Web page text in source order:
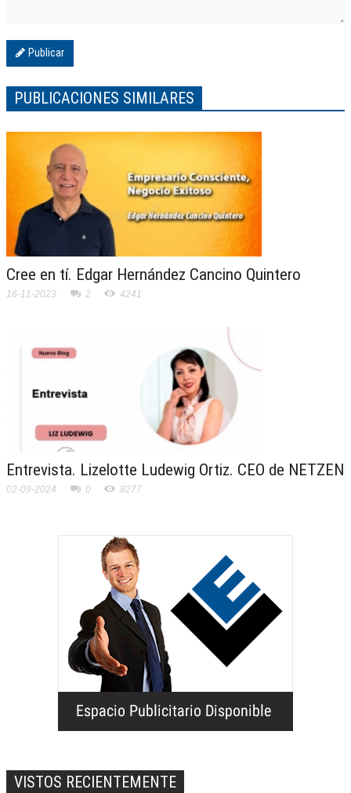
Publicar
PUBLICACIONES SIMILARES
Cree en tí. Edgar Hernández Cancino Quintero
16-11-2023 2 4241
Entrevista. Lizelotte Ludewig Ortiz. CEO de NETZEN
02-09-2024 0 8277
VISTOS RECIENTEMENTE